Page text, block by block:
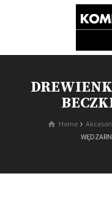
Home